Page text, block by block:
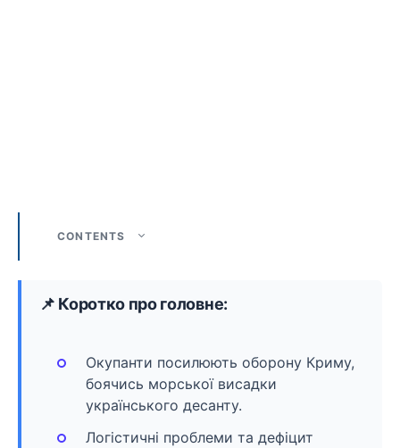
CONTENTS
📌 Коротко про головне:
Окупанти посилюють оборону Криму,
боячись морської висадки
українського десанту.
Логістичні проблеми та дефіцит